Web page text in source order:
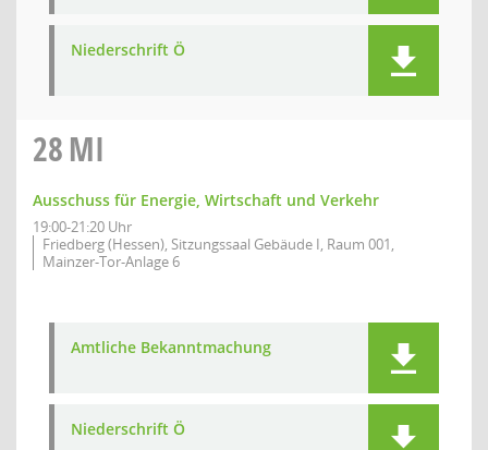
Niederschrift Ö
28MI
Ausschuss für Energie, Wirtschaft und Verkehr
19:00-21:20 Uhr
Friedberg (Hessen), Sitzungssaal Gebäude I, Raum 001,
Mainzer-Tor-Anlage 6
Amtliche Bekanntmachung
Niederschrift Ö